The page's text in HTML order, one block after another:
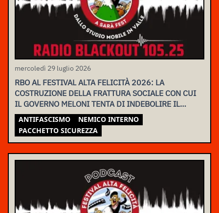
mercoledì 29 luglio 2026
RBO AL FESTIVAL ALTA FELICITÀ 2026: LA
COSTRUZIONE DELLA FRATTURA SOCIALE CON CUI
IL GOVERNO MELONI TENTA DI INDEBOLIRE IL
MOVIMENTO
ANTIFASCISMO
NEMICO INTERNO
PACCHETTO SICUREZZA